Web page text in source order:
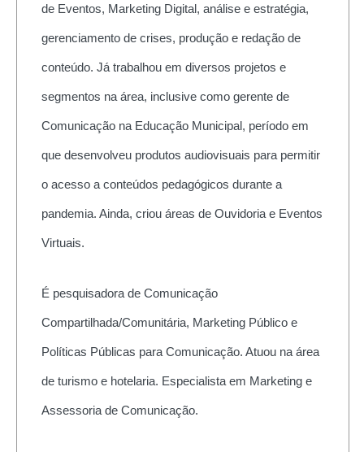
de Eventos, Marketing Digital, análise e estratégia,
gerenciamento de crises, produção e redação de
conteúdo. Já trabalhou em diversos projetos e
segmentos na área, inclusive como gerente de
Comunicação na Educação Municipal, período em
que desenvolveu produtos audiovisuais para permitir
o acesso a conteúdos pedagógicos durante a
pandemia. Ainda, criou áreas de Ouvidoria e Eventos
Virtuais.
É pesquisadora de Comunicação
Compartilhada/Comunitária, Marketing Público e
Políticas Públicas para Comunicação. Atuou na área
de turismo e hotelaria. Especialista em Marketing e
Assessoria de Comunicação.